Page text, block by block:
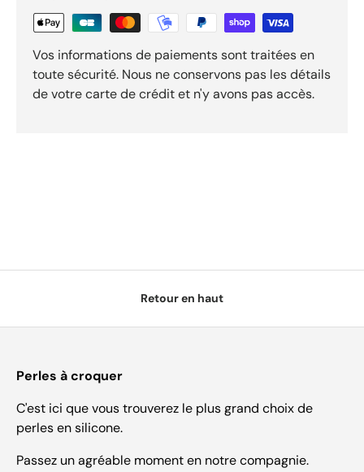
Vos informations de paiements sont traitées en
toute sécurité. Nous ne conservons pas les détails
de votre carte de crédit et n'y avons pas accès.
Retour en haut
Perles à croquer
C'est ici que vous trouverez le plus grand choix de
perles en silicone.
Passez un agréable moment en notre compagnie.